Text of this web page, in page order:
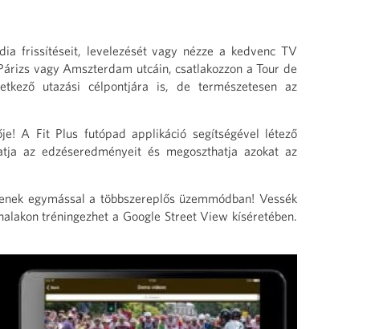
frissítéseit, levelezését vagy nézze a kedvenc TV
vagy Amszterdam utcáin, csatlakozzon a Tour de
utazási célpontjára is, de természetesen az
A Fit Plus futópad applikáció segítségével létező
az edzéseredményeit és megoszthatja azokat az
egymással a többszereplős üzemmódban! Vessék
tréningezhet a Google Street View kíséretében.